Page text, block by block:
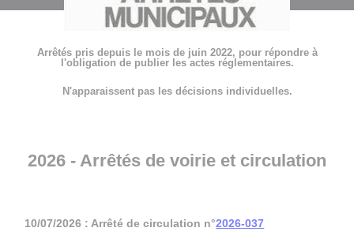
Arrêtés pris depuis le mois de juin 2022, pour répondre à
l'obligation de publier les actes réglementaires.
N'apparaissent pas les décisions individuelles.
2026 - Arrêtés de voirie et circulation
10/07/2026 : Arrêté de circulation n°2026-037